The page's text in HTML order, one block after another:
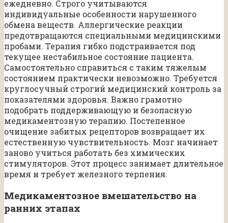
ежедневно. Строго учитываются
индивидуальные особенности нарушенного
обмена веществ. Аллергические реакции
предотвращаются специальными медицинскими
пробами. Терапия гибко подстраивается под
текущее нестабильное состояние пациента.
Самостоятельно справиться с таким тяжелым
состоянием практически невозможно. Требуется
круглосучный строгий медицинский контроль за
показателями здоровья. Важно грамотно
подобрать поддерживающую и безопасную
медикаментозную терапию. Постепенное
очищение забитых рецепторов возвращает их
естественную чувствительность. Мозг начинает
заново учиться работать без химических
стимуляторов. Этот процесс занимает длительное
время и требует железного терпения.
Медикаментозное вмешательство на
ранних этапах